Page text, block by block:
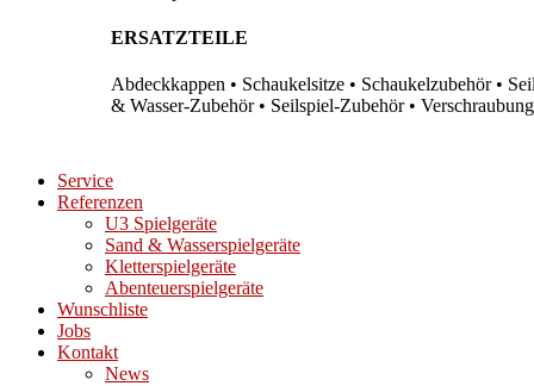
ERSATZTEILE
Abdeckkappen • Schaukelsitze • Schaukelzubehör •
& Wasser-Zubehör • Seilspiel-Zubehör •
Service
Referenzen
U3 Spielgeräte
Sand & Wasserspielgeräte
Kletterspielgeräte
Abenteuerspielgeräte
Wunschliste
Jobs
Kontakt
News